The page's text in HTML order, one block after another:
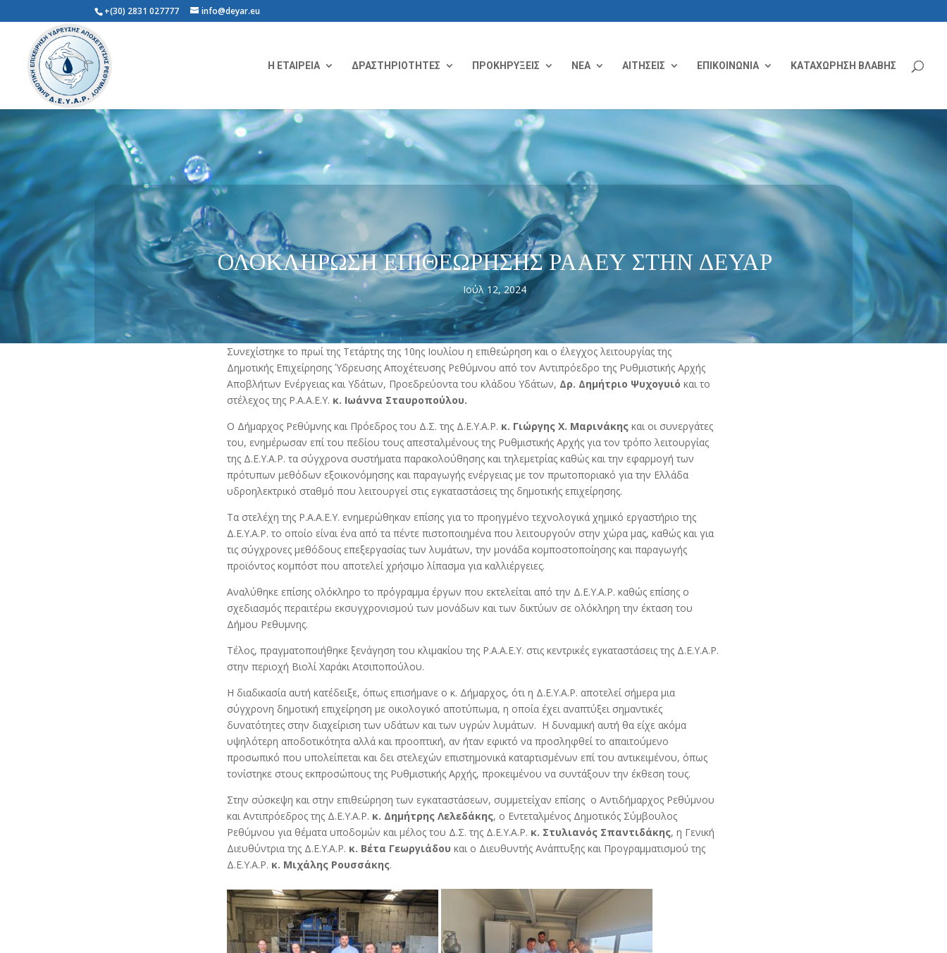
+(30) 2831 027777 info@deyar.eu
Η ΕΤΑΙΡΕΙΑ ΔΡΑΣΤΗΡΙΟΤΗΤΕΣ ΠΡΟΚΗΡΥΞΕΙΣ ΝΕΑ ΑΙΤΗΣΕΙΣ ΕΠΙΚΟΙΝΩΝΙΑ ΚΑΤΑΧΩΡΗΣΗ ΒΛΑΒΗΣ
ΟΛΟΚΛΗΡΩΣΗ ΕΠΙΘΕΩΡΗΣΗΣ ΡΑΑΕΥ ΣΤΗΝ ΔΕΥΑΡ
Ιούλ 12, 2024
Συνεχίστηκε το πρωί της Τετάρτης της 10ης Ιουλίου η επιθεώρηση και ο έλεγχος λειτουργίας της
Δημοτικής Επιχείρησης Ύδρευσης Αποχέτευσης Ρεθύμνου από τον Αντιπρόεδρο της Ρυθμιστικής Αρχής
Αποβλήτων Ενέργειας και Υδάτων, Προεδρεύοντα του κλάδου Υδάτων, Δρ. Δημήτριο Ψυχογυιό και το
στέλεχος της Ρ.Α.Α.Ε.Υ. κ. Ιωάννα Σταυροπούλου.
Ο Δήμαρχος Ρεθύμνης και Πρόεδρος του Δ.Σ. της Δ.Ε.Υ.Α.Ρ. κ. Γιώργης Χ. Μαρινάκης και οι συνεργάτες
του, ενημέρωσαν επί του πεδίου τους απεσταλμένους της Ρυθμιστικής Αρχής για τον τρόπο λειτουργίας
της Δ.Ε.Υ.Α.Ρ. τα σύγχρονα συστήματα παρακολούθησης και τηλεμετρίας καθώς και την εφαρμογή των
πρότυπων μεθόδων εξοικονόμησης και παραγωγής ενέργειας με τον πρωτοποριακό για την Ελλάδα
υδροηλεκτρικό σταθμό που λειτουργεί στις εγκαταστάσεις της δημοτικής επιχείρησης.
Τα στελέχη της Ρ.Α.Α.Ε.Υ. ενημερώθηκαν επίσης για το προηγμένο τεχνολογικά χημικό εργαστήριο της
Δ.Ε.Υ.Α.Ρ. το οποίο είναι ένα από τα πέντε πιστοποιημένα που λειτουργούν στην χώρα μας, καθώς και για
τις σύγχρονες μεθόδους επεξεργασίας των λυμάτων, την μονάδα κομποστοποίησης και παραγωγής
προϊόντος κομπόστ που αποτελεί χρήσιμο λίπασμα για καλλιέργειες.
Αναλύθηκε επίσης ολόκληρο το πρόγραμμα έργων που εκτελείται από την Δ.Ε.Υ.Α.Ρ. καθώς επίσης ο
σχεδιασμός περαιτέρω εκσυγχρονισμού των μονάδων και των δικτύων σε ολόκληρη την έκταση του
Δήμου Ρεθυμνης.
Τέλος, πραγματοποιήθηκε ξενάγηση του κλιμακίου της Ρ.Α.Α.Ε.Υ. στις κεντρικές εγκαταστάσεις της Δ.Ε.Υ.Α.Ρ.
στην περιοχή Βιολί Χαράκι Ατσιποπούλου.
Η διαδικασία αυτή κατέδειξε, όπως επισήμανε ο κ. Δήμαρχος, ότι η Δ.Ε.Υ.Α.Ρ. αποτελεί σήμερα μια
σύγχρονη δημοτική επιχείρηση με οικολογικό αποτύπωμα, η οποία έχει αναπτύξει σημαντικές
δυνατότητες στην διαχείριση των υδάτων και των υγρών λυμάτων. Η δυναμική αυτή θα είχε ακόμα
υψηλότερη αποδοτικότητα αλλά και προοπτική, αν ήταν εφικτό να προσληφθεί το απαιτούμενο
προσωπικό που υπολείπεται και δει στελεχών επιστημονικά καταρτισμένων επί του αντικειμένου, όπως
τονίστηκε στους εκπροσώπους της Ρυθμιστικής Αρχής, προκειμένου να συντάξουν την έκθεση τους.
Στην σύσκεψη και στην επιθεώρηση των εγκαταστάσεων, συμμετείχαν επίσης ο Αντιδήμαρχος Ρεθύμνου
και Αντιπρόεδρος της Δ.Ε.Υ.Α.Ρ. κ. Δημήτρης Λελεδάκης, ο Εντεταλμένος Δημοτικός Σύμβουλος
Ρεθύμνου για θέματα υποδομών και μέλος του Δ.Σ. της Δ.Ε.Υ.Α.Ρ. κ. Στυλιανός Σπαντιδάκης, η Γενική
Διευθύντρια της Δ.Ε.Υ.Α.Ρ. κ. Βέτα Γεωργιάδου και ο Διευθυντής Ανάπτυξης και Προγραμματισμού της
Δ.Ε.Υ.Α.Ρ. κ. Μιχάλης Ρουσσάκης.